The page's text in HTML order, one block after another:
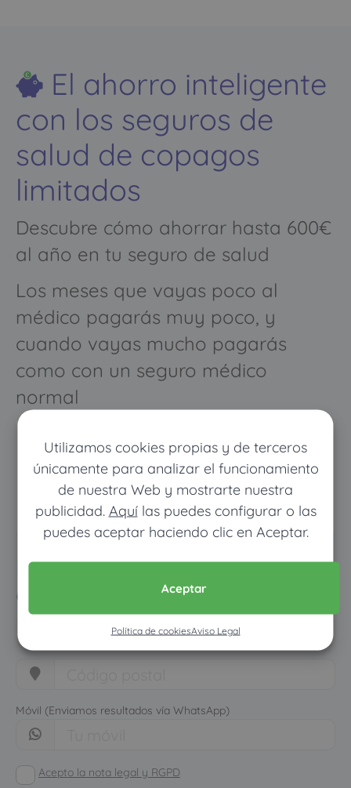
Utilizamos cookies propias y de terceros
únicamente para analizar el funcionamiento
de nuestra Web y mostrarte nuestra
publicidad. Aquílas puedes configurar o las
puedes aceptar haciendo clic en Aceptar.
Aceptar
Política de cookiesAviso Legal
El ahorro inteligente
con los seguros de
salud de copagos
limitados
Descubre cómo ahorrar hasta 600€
al año en tu seguro de salud
Los meses que vayas poco al
médico pagarás muy poco, y
cuando vayas mucho pagarás
como con un seguro médico
normal
Pon tus datos y descubre
cuánto dinero ahorrarías
Móvil (Enviamos resultados vía WhatsApp)
Acepto la nota legal y RGPD